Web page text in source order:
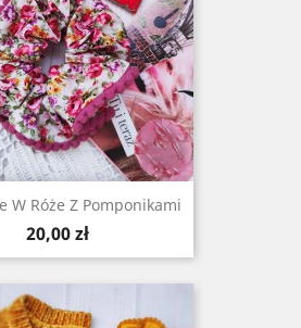
W Róże Z Pomponikami
Cena
20,00 zł